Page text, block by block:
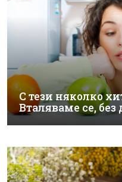
С тези няколко
Вталяваме се,